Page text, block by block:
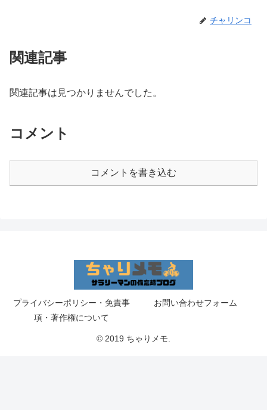
チャリンコ
関連記事
関連記事は見つかりませんでした。
コメント
コメントを書き込む
プライバシーポリシー・免責事
項・著作権について
お問い合わせフォーム
© 2019 ちゃりメモ.